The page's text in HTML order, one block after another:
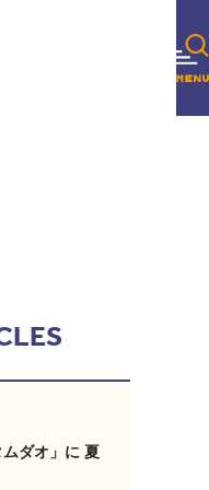
ダオ」に 夏